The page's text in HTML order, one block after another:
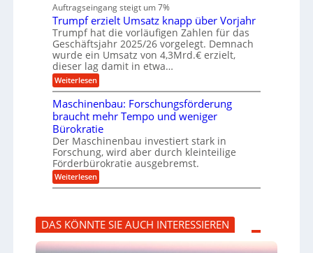
n
b
a
u
u
f
e
n
f
ü
h
r
u
n
g
e
n
B
S
C
L
w
e
i
t
e
n
w
r
t
u
n
g
s
f
r
e
e
s
H
y
b
r
i
d
-
g
e
l
l
Auftragseingang steigt um 7%
Trumpf erzielt Umsatz knapp über Vorjahr
Trumpf hat die vorläufigen Zahlen für das
Geschäftsjahr 2025/26 vorgelegt. Demnach
wurde ein Umsatz von 4,3Mrd.€ erzielt,
dieser lag damit in etwa…
Weiterlesen:
T
u
m
p
f
e
r
z
i
e
U
m
s
a
Maschinenbau: Forschungsförderung
braucht mehr Tempo und weniger
Bürokratie
Der Maschinenbau investiert stark in
Forschung, wird aber durch kleinteilige
Förderbürokratie ausgebremst.
Weiterlesen:
M
c
h
i
n
DAS KÖNNTE SIE AUCH INTERESSIEREN